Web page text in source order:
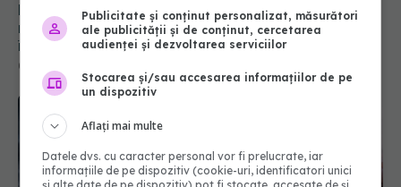
Este obezitatea genetică? Este una dintre cele
mai mari provocări de sănătate publică din
întreaga lume
02 mar 2024, 15:59
Publicitate și conținut personalizat, măsurători
ale publicității și de conținut, cercetarea
audienței și dezvoltarea serviciilor
Stocarea și/sau accesarea informațiilor de pe
un dispozitiv
Aflați mai multe
Datele dvs. cu caracter personal vor fi prelucrate, iar
informațiile de pe dispozitiv (cookie-uri, identificatori unici